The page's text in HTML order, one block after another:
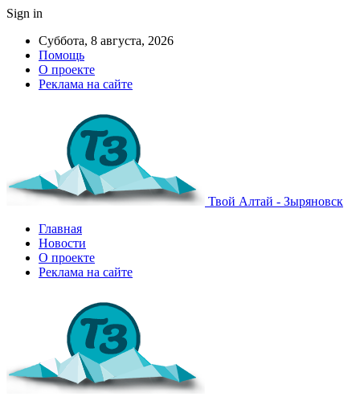
Sign in
Суббота, 8 августа, 2026
Помощь
О проекте
Реклама на сайте
Твой Алтай - Зыряновск
Главная
Новости
О проекте
Реклама на сайте